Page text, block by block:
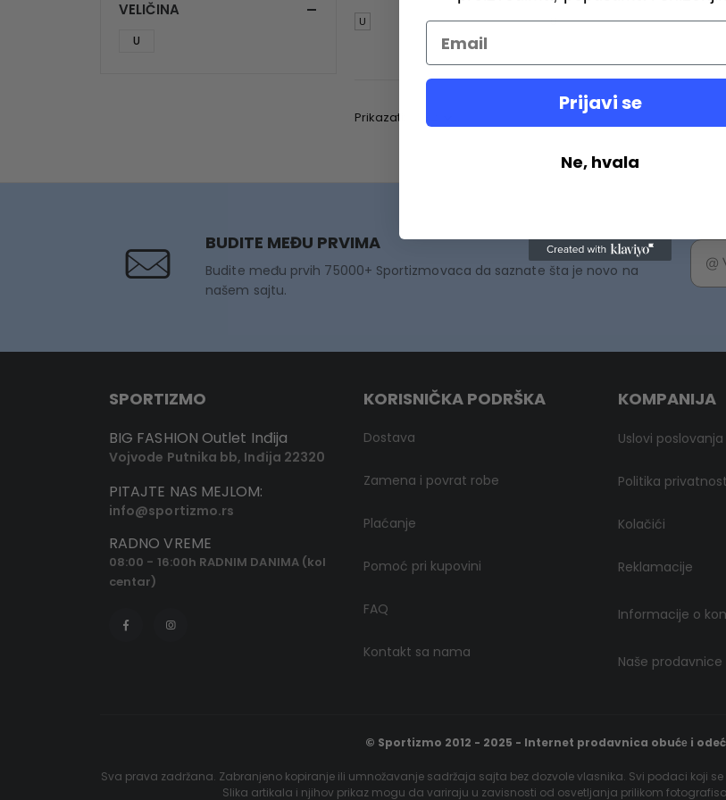
U U
Prikazati:
VELIČINA
U
BUDITE MEĐU PRVIMA
Budite među prvih 75000+ Sportizmovaca da saznate šta je novo na
našem sajtu.
SPORTIZMO
BIG FASHION Outlet Inđija
Vojvode Putnika bb, Inđija 22320
PITAJTE NAS MEJLOM:
info@sportizmo.rs
RADNO VREME
08:00 - 16:00h RADNIM DANIMA (kol
centar)
KORISNIČKA PODRŠKA
Dostava
Zamena i povrat robe
Plaćanje
Pomoć pri kupovini
FAQ
Kontakt sa nama
KOMPANIJA
Uslovi poslovanja
Politika
Kolačići
Reklamacije
Informacije o
Naše prodavnice
© Sportizmo 2012 - 2025 - Internet prodavnica obućе i
Sva prava zadržana. Zabranjeno kopiranje ili umnožavanje sadržaja sajta bez dozvole vlasnika. Svi podaci koji
Slika artikala i njihov prikaz mogu da variraju u zavisnosti od osvetljanja prilikom
Prijavi se
Ne, hvala